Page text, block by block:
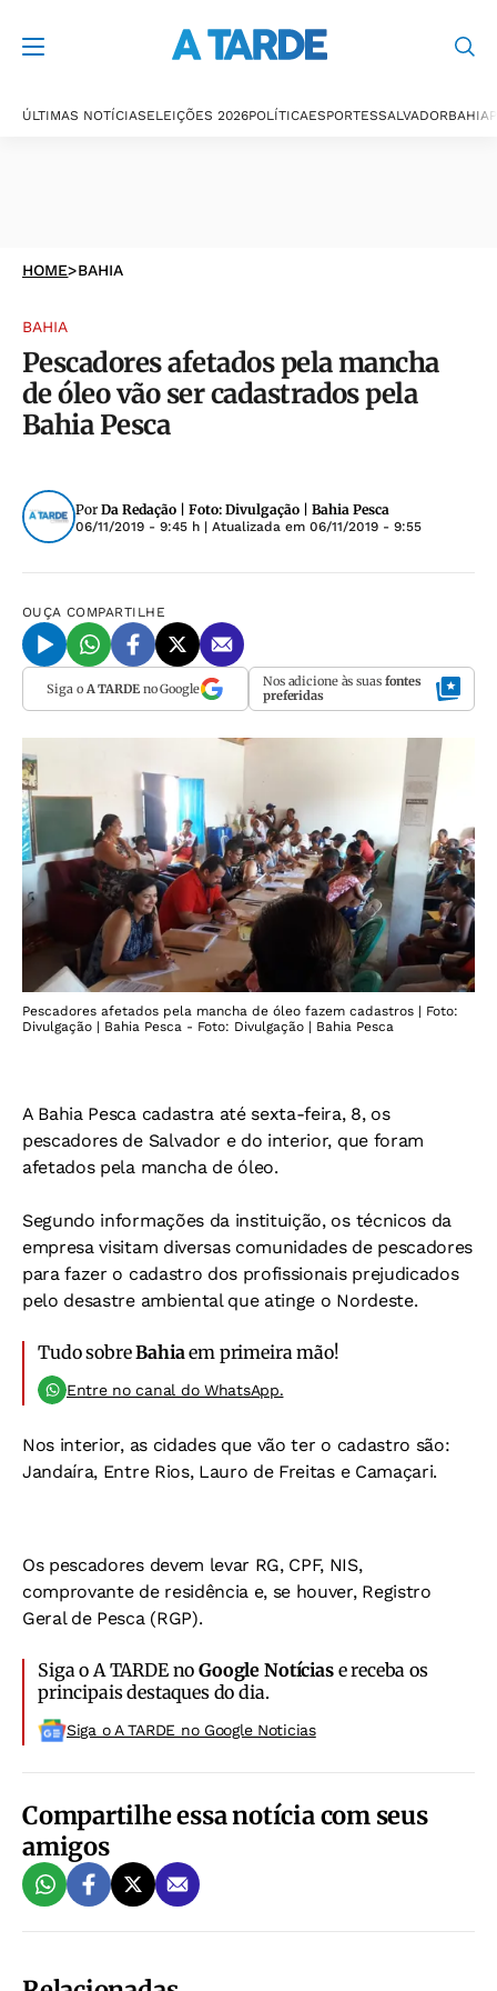
ÚLTIMAS NOTÍCIASELEIÇÕES 2026POLÍTICAESPORTESSALVADORBAHIA
HOME>BAHIA
BAHIA
Pescadores afetados pela mancha
de óleo vão ser cadastrados pela
Bahia Pesca
Por Da Redação | Foto: Divulgação | Bahia Pesca
06/11/2019 - 9:45 h | Atualizada em 06/11/2019 - 9:55
OUÇA COMPARTILHE
Siga o A TARDEno Google Nos adicione às suas fontes
preferidas
Pescadores afetados pela mancha de óleo fazem cadastros | Foto:
Divulgação | Bahia Pesca - Foto: Divulgação | Bahia Pesca
A Bahia Pesca cadastra até sexta-feira, 8, os
pescadores de Salvador e do interior, que foram
afetados pela mancha de óleo.
Segundo informações da instituição, os técnicos da
empresa visitam diversas comunidades de pescadores
para fazer o cadastro dos profissionais prejudicados
pelo desastre ambiental que atinge o Nordeste.
Tudo sobreBahiaem primeira mão!
Entre no canal do WhatsApp.
Nos interior, as cidades que vão ter o cadastro são:
Jandaíra, Entre Rios, Lauro de Freitas e Camaçari.
Os pescadores devem levar RG, CPF, NIS,
comprovante de residência e, se houver, Registro
Geral de Pesca (RGP).
Siga o A TARDE noGoogle Notíciase receba os
principais destaques do dia.
Siga o A TARDE no Google Noticias
Compartilhe essa notícia com seus
amigos